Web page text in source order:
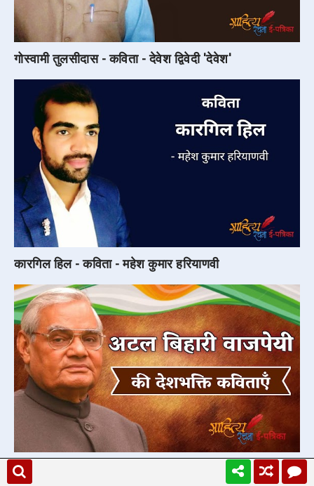
गोस्वामी तुलसीदास - कविता - देवेश द्विवेदी 'देवेश'
कारगिल हिल - कविता - महेश कुमार हरियाणवी
अटल बिहारी वाजपेयी की देशभक्ति कविताएँ